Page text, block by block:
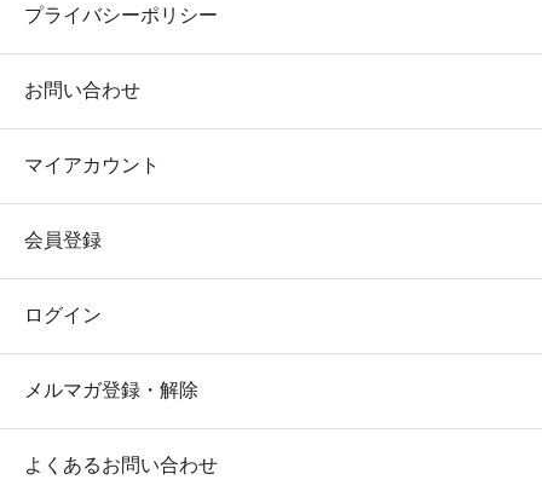
プライバシーポリシー
お問い合わせ
マイアカウント
会員登録
ログイン
メルマガ登録・解除
よくあるお問い合わせ